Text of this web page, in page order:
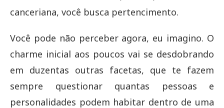
canceriana, você busca pertencimento.
Você pode não perceber agora, eu imagino. O
charme inicial aos poucos vai se desdobrando
em duzentas outras facetas, que te fazem
sempre questionar quantas pessoas e
personalidades podem habitar dentro de uma